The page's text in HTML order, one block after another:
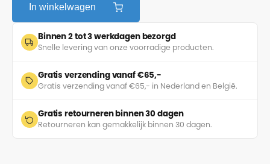
In winkelwagen
Binnen 2 tot 3 werkdagen bezorgd
Snelle levering van onze voorradige producten.
Gratis verzending vanaf €65,-
Gratis verzending vanaf €65,- in Nederland en België.
Gratis retourneren binnen 30 dagen
Retourneren kan gemakkelijk binnen 30 dagen.